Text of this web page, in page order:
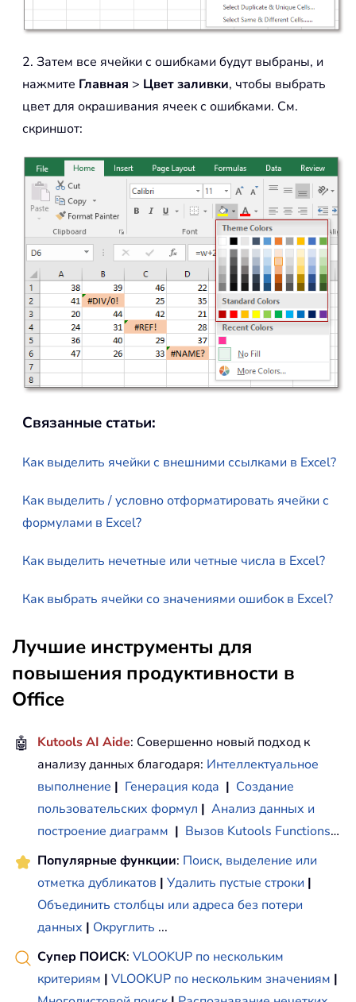
2. Затем все ячейки с ошибками будут выбраны, и
нажмите Главная > Цвет заливки, чтобы выбрать
цвет для окрашивания ячеек с ошибками. См.
скриншот:
Связанные статьи:
Как выделить ячейки с внешними ссылками в Excel?
Как выделить / условно отформатировать ячейки с
формулами в Excel?
Как выделить нечетные или четные числа в Excel?
Как выбрать ячейки со значениями ошибок в Excel?
Лучшие инструменты для
повышения продуктивности в
Office
🤖 Kutools AI Aide: Совершенно новый подход к
анализу данных благодаря: Интеллектуальное
выполнение | Генерация кода | Создание
пользовательских формул | Анализ данных и
построение диаграмм | Вызов Kutools Functions…
Популярные функции: Поиск, выделение или
отметка дубликатов | Удалить пустые строки |
Объединить столбцы или адреса без потери
данных | Округлить ...
Супер ПОИСК: VLOOKUP по нескольким
критериям | VLOOKUP по нескольким значениям |